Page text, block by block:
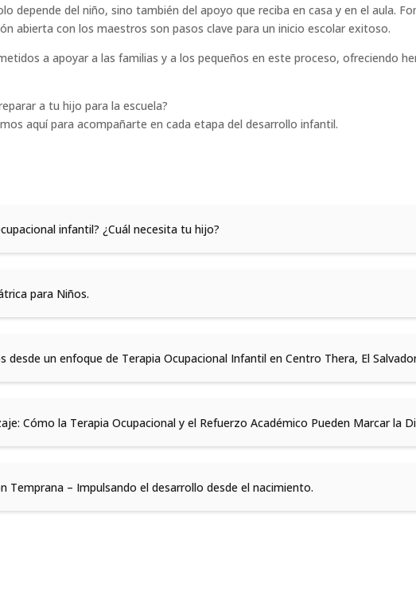
depende del niño, sino también del apoyo que reciba en casa y en el aula.
abierta con los maestros son pasos clave para un inicio escolar exitoso.
a apoyar a las familias y a los pequeños en este proceso, ofreciendo
a tu hijo para la escuela?
aquí para acompañarte en cada etapa del desarrollo infantil.
infantil? ¿Cuál necesita tu hijo?
para Niños.
desde un enfoque de Terapia Ocupacional Infantil en Centro Thera, El
Cómo la Terapia Ocupacional y el Refuerzo Académico Pueden Marcar la
Temprana – Impulsando el desarrollo desde el nacimiento.